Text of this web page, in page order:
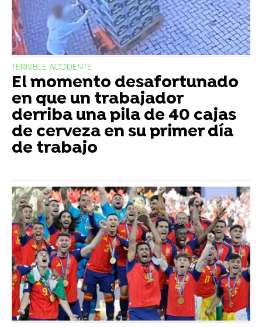
TERRIBLE ACCIDENTE
El momento desafortunado
en que un trabajador
derriba una pila de 40 cajas
de cerveza en su primer día
de trabajo